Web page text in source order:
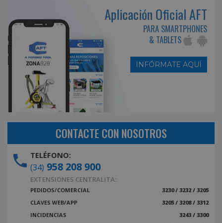
Aplicación Oficial AFT
PARA SMARTPHONES
& TABLETS
INFÓRMATE AQUÍ
CONTACTE CON NOSOTROS
TELÉFONO:
(34) 958 208 900
EXTENSIONES CENTRALITA:
PEDIDOS/COMERCIAL
3230 / 3232 / 3205
CLAVES WEB/APP
3205 / 3208 / 3312
INCIDENCIAS
3243 / 3300